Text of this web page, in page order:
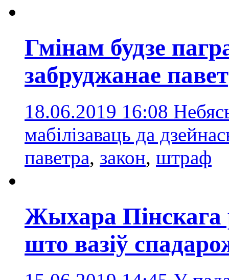
Гмінам будзе
забруджанае
18.06.2019 16:08
мабілізаваць да
паветра, закон, штраф
Жыхара Пінскага
што вазіў